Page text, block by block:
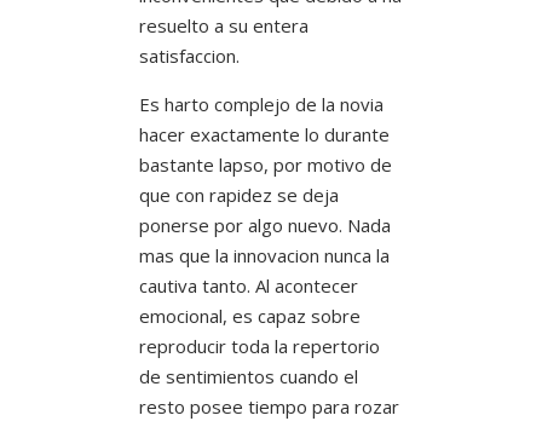
resuelto a su entera
satisfaccion.
Es harto complejo de la novia
hacer exactamente lo durante
bastante lapso, por motivo de
que con rapidez se deja
ponerse por algo nuevo. Nada
mas que la innovacion nunca la
cautiva tanto. Al acontecer
emocional, es capaz sobre
reproducir toda la repertorio
de sentimientos cuando el
resto posee tiempo para rozar